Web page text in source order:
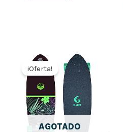
AGOTADO
¡Oferta!
precio
original
era:
280,00€.
es:
184,00€.